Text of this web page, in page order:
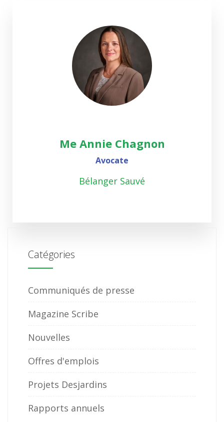
Me Annie Chagnon
Avocate
Bélanger Sauvé
Catégories
Communiqués de presse
Magazine Scribe
Nouvelles
Offres d'emplois
Projets Desjardins
Rapports annuels